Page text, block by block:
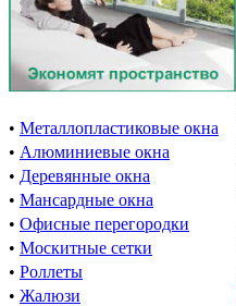
• Металлопластиковые окна
• Алюминиевые окна
• Деревянные окна
• Мансардные окна
• Офисные перегородки
• Москитные сетки
• Роллеты
• Жалюзи